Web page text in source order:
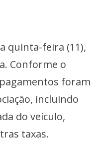
quinta-feira (11),
Conforme o
foram
incluindo
do veículo,
taxas.